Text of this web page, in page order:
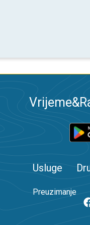
Usluge
Preuzimanje